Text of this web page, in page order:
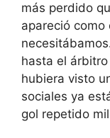
más perdido
apareció como
hasta el
hubiera visto
sociales ya
gol repetido